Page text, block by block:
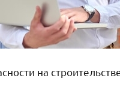
на